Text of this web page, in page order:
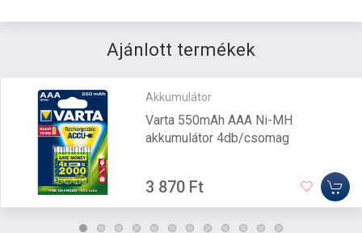
Ajánlott termékek
Akkumulátor
Varta 550mAh AAA Ni-MH
akkumulátor 4db/csomag
3 870 Ft